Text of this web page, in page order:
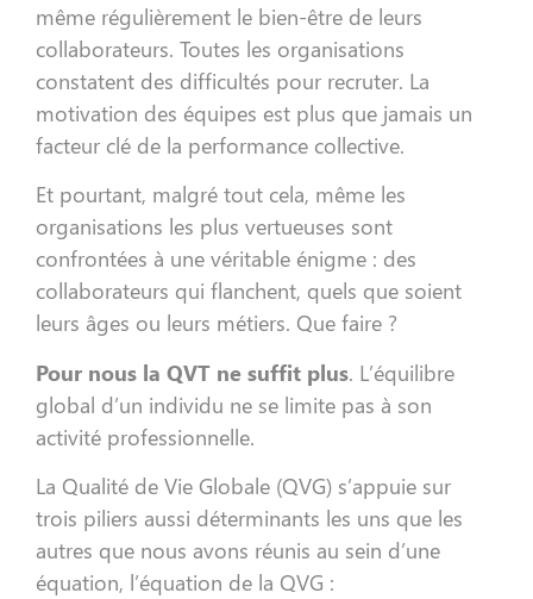
même régulièrement le bien-être de leurs
collaborateurs. Toutes les organisations
constatent des difficultés pour recruter. La
motivation des équipes est plus que jamais un
facteur clé de la performance collective.
Et pourtant, malgré tout cela, même les
organisations les plus vertueuses sont
confrontées à une véritable énigme : des
collaborateurs qui flanchent, quels que soient
leurs âges ou leurs métiers. Que faire ?
Pour nous la QVT ne suffit plus. L’équilibre
global d’un individu ne se limite pas à son
activité professionnelle.
La Qualité de Vie Globale (QVG) s’appuie sur
trois piliers aussi déterminants les uns que les
autres que nous avons réunis au sein d’une
équation, l’équation de la QVG :